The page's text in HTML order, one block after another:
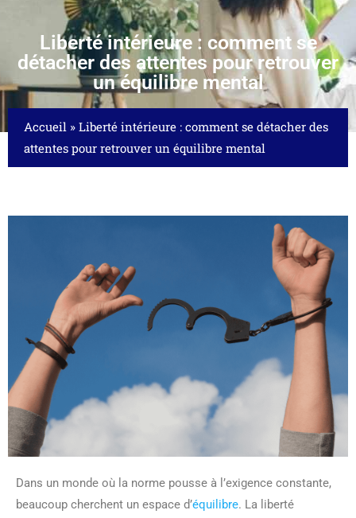
Liberté intérieure : comment se
détacher des attentes pour retrouver
un équilibre mental
Accueil » Liberté intérieure : comment se détacher des
attentes pour retrouver un équilibre mental
Dans un monde où la norme pousse à l’exigence constante,
beaucoup cherchent un espace d’équilibre. La liberté